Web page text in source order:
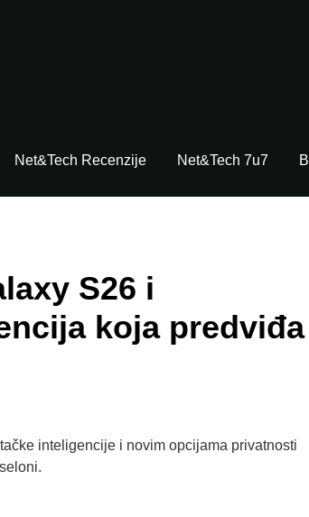
Net&Tech Recenzije Net&Tech 7u7
S26 i
koja predviđa